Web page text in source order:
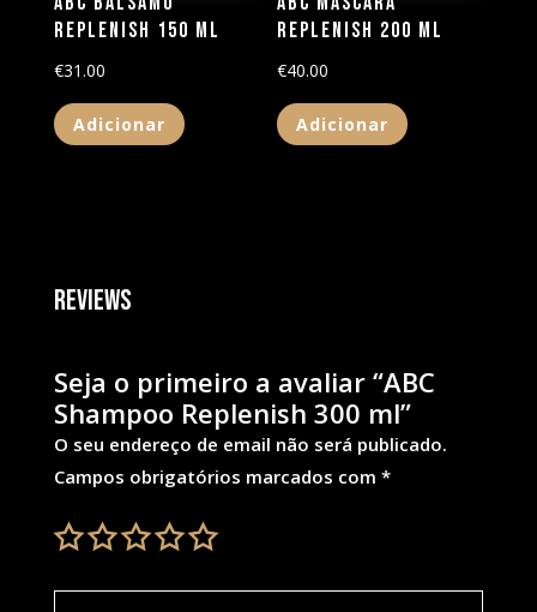
Replenish 150 ml
€31.00
Adicionar
Replenish 200 ml
€40.00
Adicionar
Reviews
Seja o primeiro a avaliar “ABC
Shampoo Replenish 300 ml”
O seu endereço de email não será publicado.
Campos obrigatórios marcados com *